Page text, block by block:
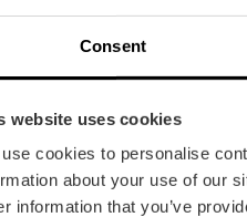
Consent
website uses cookies
cookies to personalise
about your use of our
information that you’ve